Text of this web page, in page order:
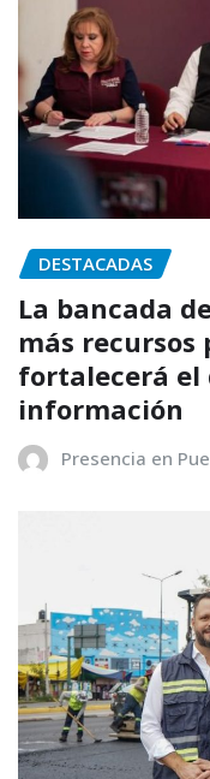
DESTACADAS
La bancada
más recursos
fortalecerá el
información
Presencia en